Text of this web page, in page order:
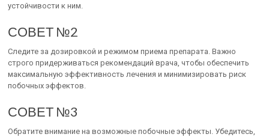
устойчивости к ним.
СОВЕТ №2
Следите за дозировкой и режимом приема препарата. Важно
строго придерживаться рекомендаций врача, чтобы обеспечить
максимальную эффективность лечения и минимизировать риск
побочных эффектов.
СОВЕТ №3
Обратите внимание на возможные побочные эффекты. Убедитесь,